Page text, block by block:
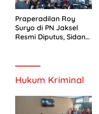
Praperadilan Roy
Suryo di PN Jaksel
Resmi Diputus, Sidang
Hukum Kriminal